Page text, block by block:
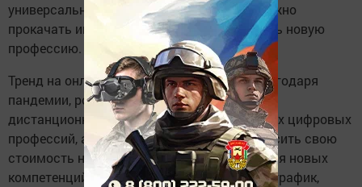
универсальные онлайн-платформы, где можно
прокачать имеющиеся навыки или получить новую
профессию.
Тренд на онлайн-образование усилился благодаря
пандемии, росту предложений в области
дистанционного обучения, появлению новых цифровых
профессий, а также желания россиян повысить свою
стоимость на рынке труда за счет обретения новых
компетенций. Так, за год в целом интернет-трафик,